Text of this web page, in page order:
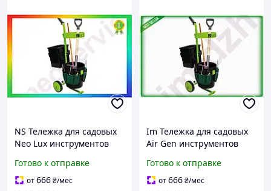
NS Тележка для садовых
Neo Lux инструментов
органайзер для дачи и
сада контей 25Neo-ss
Готово к отправке
от666₴/мес
Im Тележка для садовых
Air Gen инструментов
органайзер для дачи и
сада контей IMD22/G
Готово к отправке
от666₴/мес